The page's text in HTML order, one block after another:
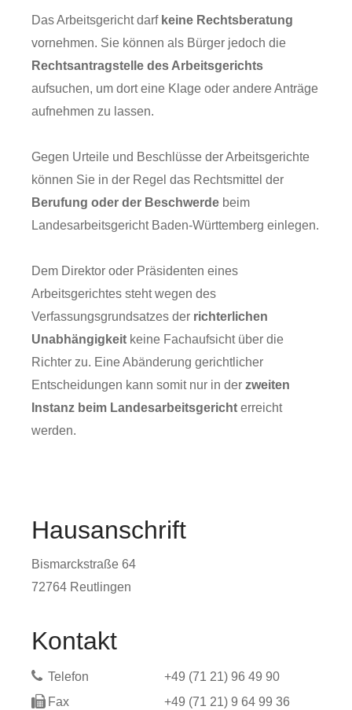
Das Arbeitsgericht darf keine Rechtsberatung
vornehmen. Sie können als Bürger jedoch die
Rechtsantragstelle des Arbeitsgerichts
aufsuchen, um dort eine Klage oder andere Anträge
aufnehmen zu lassen.
Gegen Urteile und Beschlüsse der Arbeitsgerichte
können Sie in der Regel das Rechtsmittel der
Berufung oder der Beschwerde beim
Landesarbeitsgericht Baden-Württemberg einlegen.
Dem Direktor oder Präsidenten eines
Arbeitsgerichtes steht wegen des
Verfassungsgrundsatzes der richterlichen
Unabhängigkeit keine Fachaufsicht über die
Richter zu. Eine Abänderung gerichtlicher
Entscheidungen kann somit nur in der zweiten
Instanz beim Landesarbeitsgericht erreicht
werden.
Hausanschrift
Bismarckstraße 64
72764 Reutlingen
Kontakt
Telefon +49 (71 21) 96 49 90
Fax
+49 (71 21) 9 64 99 36